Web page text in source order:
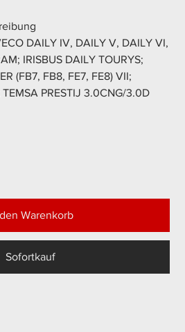
DAILY IV, DAILY V, DAILY VI,
IRISBUS DAILY TOURYS;
(FB7, FB8, FE7, FE8) VII;
PRESTIJ 3.0CNG/3.0D
Warenkorb
Sofortkauf